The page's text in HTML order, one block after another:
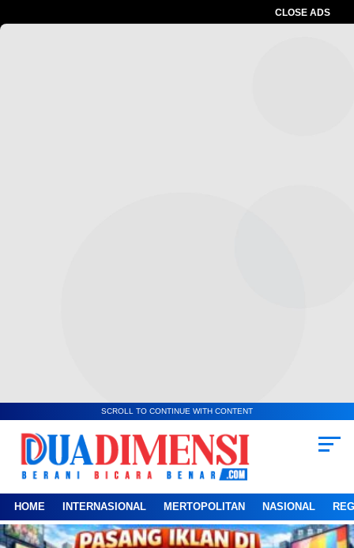
CLOSE ADS
SCROLL TO CONTINUE WITH CONTENT
HOME INTERNASIONAL MERTOPOLITAN NASIONAL